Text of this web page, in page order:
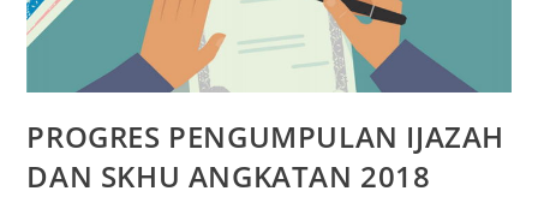
PROGRES PENGUMPULAN IJAZAH
DAN SKHU ANGKATAN 2018